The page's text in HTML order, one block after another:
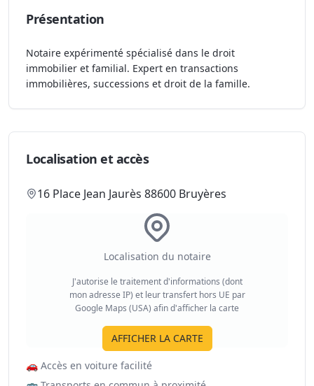
Présentation
Notaire expérimenté spécialisé dans le droit
immobilier et familial. Expert en transactions
immobilières, successions et droit de la famille.
Localisation et accès
16 Place Jean Jaurès 88600 Bruyères
Localisation du notaire
J'autorise le traitement d'informations (dont
mon adresse IP) et leur transfert hors UE par
Google Maps (USA) afin d'afficher la carte
AFFICHER LA CARTE
🚗 Accès en voiture facilité